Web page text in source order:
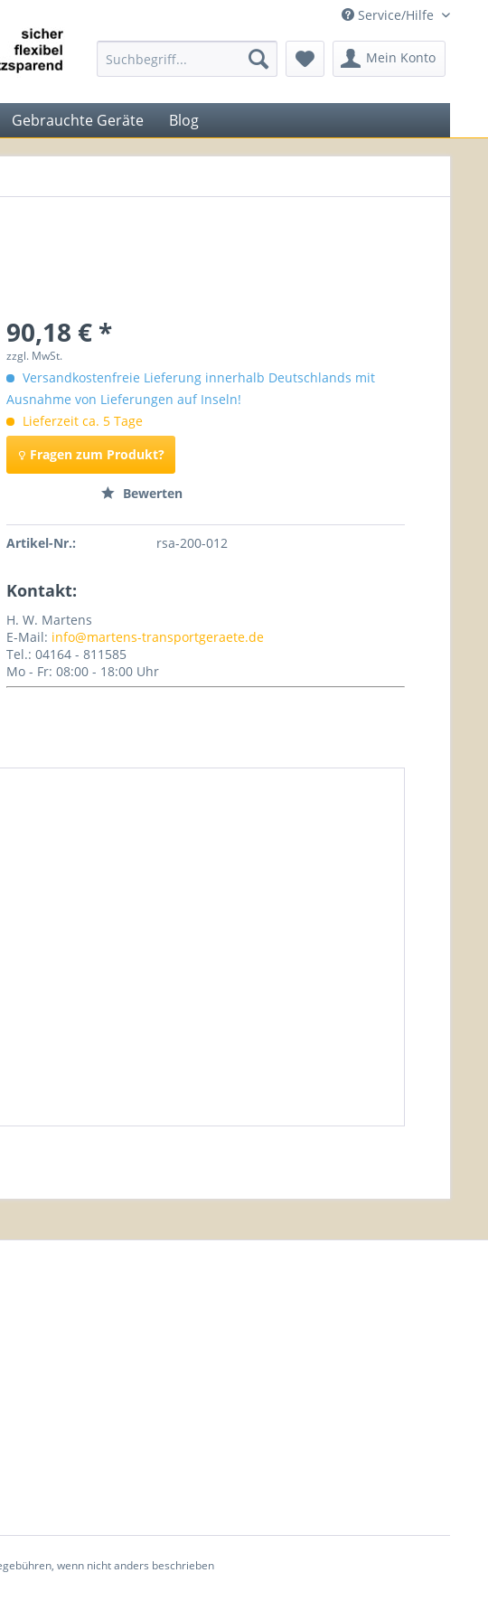
Service/Hilfe
Mein Konto
Gebrauchte Geräte Blog
90,18 € *
zzgl. MwSt.
Versandkostenfreie Lieferung innerhalb Deutschlands mit
Ausnahme von Lieferungen auf Inseln!
Lieferzeit ca. 5 Tage
Fragen zum Produkt?
Bewerten
Artikel-Nr.: rsa-200-012
Kontakt:
H. W. Martens
E-Mail: info@martens-transportgeraete.de
Tel.: 04164 - 811585
Mo - Fr: 08:00 - 18:00 Uhr
wenn nicht anders beschrieben